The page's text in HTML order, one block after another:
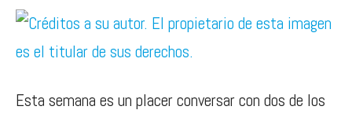
Esta semana es un placer conversar con dos de los